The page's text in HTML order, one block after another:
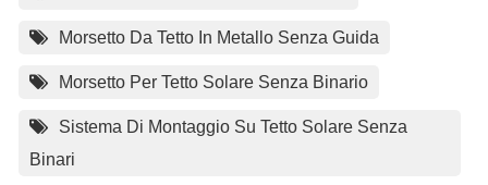
Morsetto Da Tetto In Metallo Senza Guida
Morsetto Per Tetto Solare Senza Binario
Sistema Di Montaggio Su Tetto Solare Senza
Binari